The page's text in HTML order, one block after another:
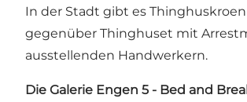
In der Stadt gibt es
gegenüber Thinghuset mit
ausstellenden Handwerkern.
Die Galerie Engen 5 - Bed and